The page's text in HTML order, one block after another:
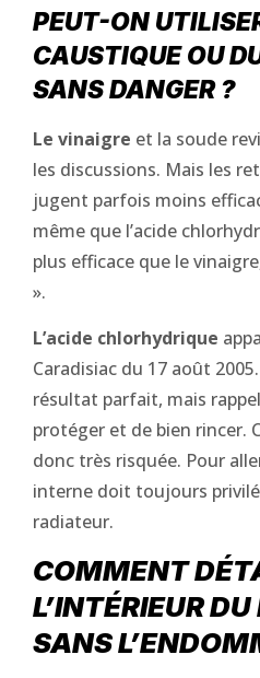
PEUT-ON
CAUSTIQUE OU
SANS DANGER ?
Le vinaigre et la soude
les discussions. Mais les
jugent parfois moins
même que l’acide
plus efficace que le
».
L’acide chlorhydrique
Caradisiac du 17 août
résultat parfait, mais
protéger et de bien rincer.
donc très risquée. Pour
interne doit toujours
radiateur.
COMMENT
L’INTÉRIEUR
SANS